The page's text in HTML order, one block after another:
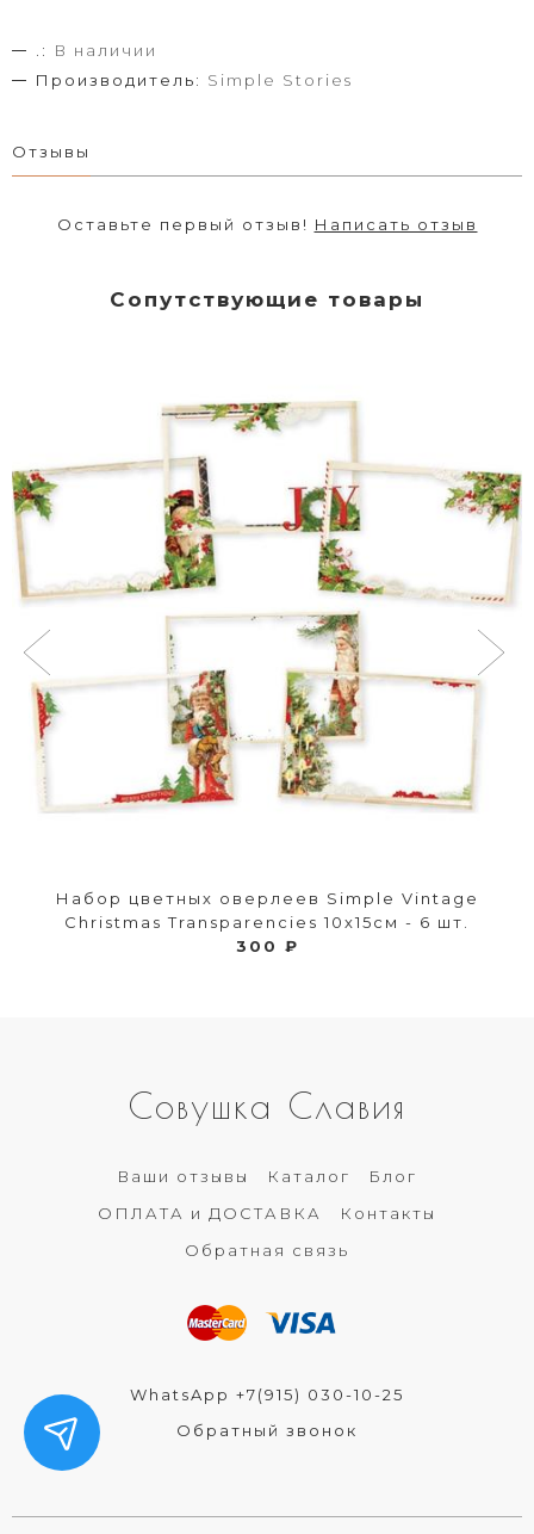
.:
В наличии
Производитель: Simple Stories
Отзывы
Оставьте первый отзыв! Написать отзыв
Сопутствующие товары
Набор цветных оверлеев Simple Vintage
Christmas Transparencies 10х15см - 6 шт.
300 ₽
Совушка Славия
Ваши отзывы Каталог
Блог
ОПЛАТА и ДОСТАВКА
Контакты
Обратная связь
WhatsApp +7(915) 030-10-25
Обратный звонок